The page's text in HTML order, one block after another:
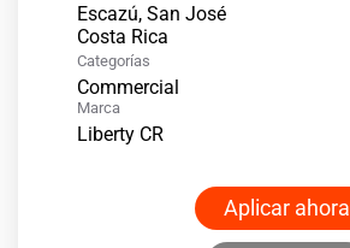
Escazú, San José
Categorías
Commercial
Marca
Liberty CR
Aplicar ahora